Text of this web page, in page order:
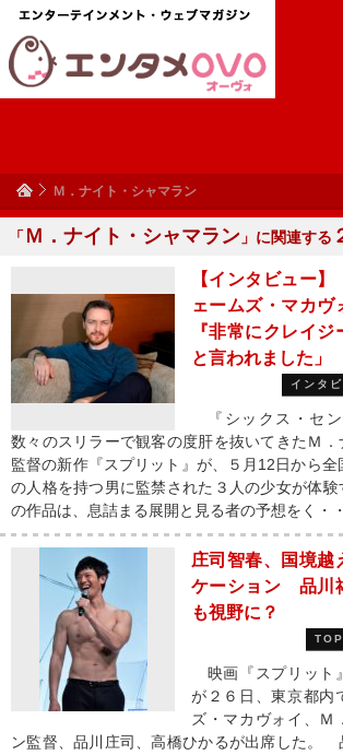
Ｍ．ナイト・シャマラン
「 Ｍ．ナイト・シャマラン 」に関連する
【インタビュー
ェームズ・マカヴ
『非常にクレイジ
と言われました」
インタ
『シックス・セン
数々のスリラーで観客の度肝を抜いてきたＭ
監督の新作『スプリット』が、５月12日から全
の人格を持つ男に監禁された３人の少女が体験
の作品は、息詰まる展開と見る者の予想をく・
庄司智春、国境越
ケーション 品川
も視野に？
映画『スプリット
が２６日、東京都内
ズ・マカヴォイ、Ｍ
ン監督、品川庄司、高橋ひかるが出席した。